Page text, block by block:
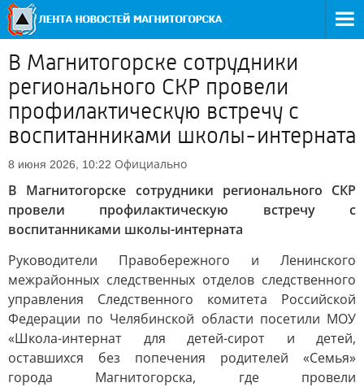
В Магнитогорске сотрудники
регионального СКР провели
профилактическую встречу с
воспитанниками школы-интерната
8 июня 2026, 10:22 Официально
В Магнитогорске сотрудники регионального СКР
провели профилактическую встречу с
воспитанниками школы-интерната
Руководители Правобережного и Ленинского
межрайонных следственных отделов следственного
управления Следственного комитета Российской
Федерации по Челябинской области посетили МОУ
«Школа-интернат для детей-сирот и детей,
оставшихся без попечения родителей «Семья»
города Магнитогорска, где провели